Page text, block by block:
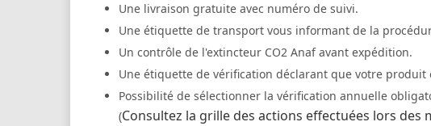
Une livraison gratuite avec numéro de suivi.
Une étiquette de transport vous informant de la
Un contrôle de l'extincteur CO2 Anaf avant expédition.
Une étiquette de vérification déclarant que votre
Possibilité de sélectionner la vérification annuelle
(Consultez la grille des actions effectuées lors des